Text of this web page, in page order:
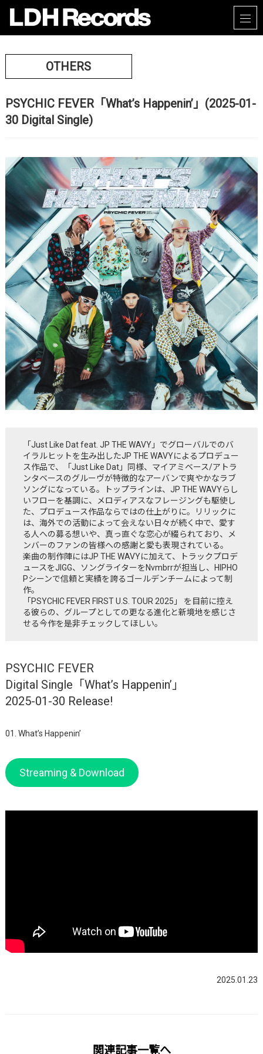
OTHERS
PSYCHIC FEVER「What’s Happenin’」(2025-01-
30 Digital Single)
「Just Like Dat feat. JP THE WAVY」でグローバルでのバ
イラルヒットを生み出したJP THE WAVYによるプロデュー
ス作品で、「Just Like Dat」同様、マイアミベース/アトラ
ンタベースのグルーヴが特徴的なアーバンで爽やかなラブ
ソングになっている。トップラインは、JP THE WAVYらし
いフローを基調に、メロディアスなフレージングも駆使し
た、プロデュース作品ならではの仕上がりに。リリックに
は、海外での活動によって会えない日々が続く中で、愛す
る人への募る想いや、真っ直ぐな恋心が綴られており、メ
ンバーのファンの皆様への感謝と愛も表現されている。
楽曲の制作陣にはJP THE WAVYに加えて、トラックプロデ
ュースをJIGG、ソングライターをNvmbrrが担当し、HIPHO
Pシーンで信頼と実績を誇るゴールデンチームによって制
作。
「PSYCHIC FEVER FIRST U.S. TOUR 2025」 を目前に控え
る彼らの、グループとしての更なる進化と新境地を感じさ
せる今作を是非チェックしてほしい。
PSYCHIC FEVER
Digital Single「What’s Happenin’」
2025-01-30 Release!
01. What’s Happenin’
Streaming & Download
2025.01.23
関連記事一覧へ